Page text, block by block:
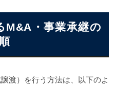
M&A・事業承継の
渡）を行う方法は、以下のよ